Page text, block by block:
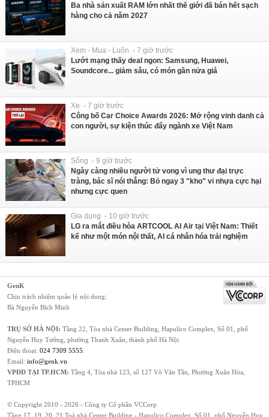
Ba nhà sản xuất RAM lớn nhất thế giới đã bán hết sạch
hàng cho cả năm 2027
Xem - Mua - Luôn - 7 giờ trước
Lướt mạng thấy deal ngon: Samsung, Huawei,
Soundcore... giảm sâu, có món gần nửa giá
Xe - 7 giờ trước
Công bố Car Choice Awards 2026: Mở rộng vinh danh cả
con người, sự kiện thúc đẩy ngành xe Việt Nam
Sống - 9 giờ trước
Ngày càng nhiều người tử vong vì ung thư đại trực
tràng, bác sĩ nói thẳng: Bỏ ngay 3 "kho" vi nhựa cực hại
nhưng cực quen
Gia dụng - 10 giờ trước
LG ra mắt điều hòa ARTCOOL AI Air tại Việt Nam: Thiết
kế như một món nội thất, AI cá nhân hóa trải nghiệm
GenK
Chịu trách nhiệm quản lý nội dung:
Bà Nguyễn Bích Minh
TRỤ SỞ HÀ NỘI: Tầng 22, Tòa nhà Center Building, Hapulico Complex, Số 01, phố
Nguyễn Huy Tưởng, phường Thanh Xuân, thành phố Hà Nội
Điện thoại: 024 7309 5555
Email: info@genk.vn
VPĐD TẠI TP.HCM: Tầng 4, Tòa nhà 123, số 127 Võ Văn Tần, Phường Xuân Hòa,
TPHCM
© Copyright 2010 - 2026 - Công ty Cổ phần VCCorp
Tầng 17, 19, 20, 21 Toà nhà Center Building - Hapulico Complex, Số 01, phố Nguyễn Huy